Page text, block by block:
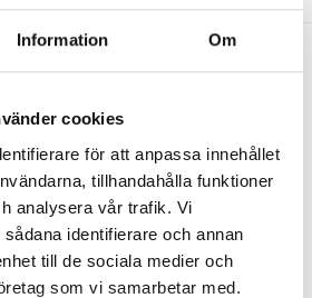
Information Om
cookies
för att anpassa innehållet
tillhandahålla funktioner
analysera vår trafik. Vi
identifierare och annan
till de sociala medier och
som vi samarbetar med.
köpte även